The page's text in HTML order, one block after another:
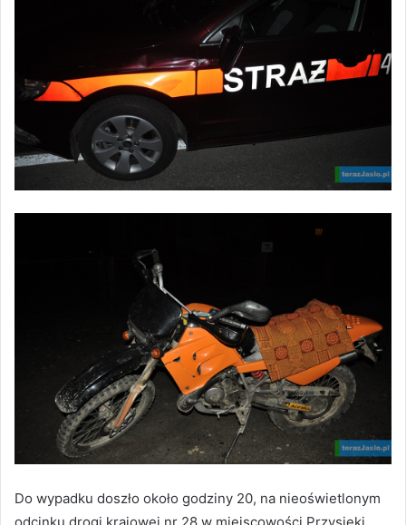
Do wypadku doszło około godziny 20, na nieoświetlonym
odcinku drogi krajowej nr 28 w miejscowości Przysieki